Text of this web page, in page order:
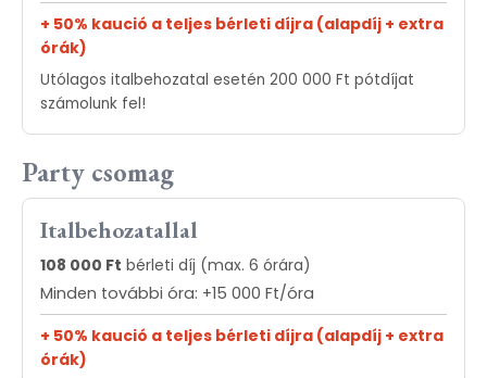
+ 50% kaució a teljes bérleti díjra (alapdíj + extra
órák)
Utólagos italbehozatal esetén 200 000 Ft pótdíjat
számolunk fel!
Party csomag
Italbehozatallal
108 000 Ft bérleti díj (max. 6 órára)
Minden további óra: +15 000 Ft/óra
+ 50% kaució a teljes bérleti díjra (alapdíj + extra
órák)